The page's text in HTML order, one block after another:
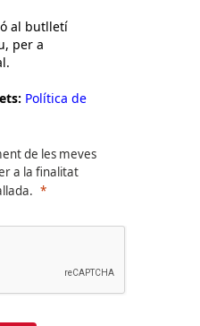
al butlletí
per a
Política de
de les meves
a la finalitat